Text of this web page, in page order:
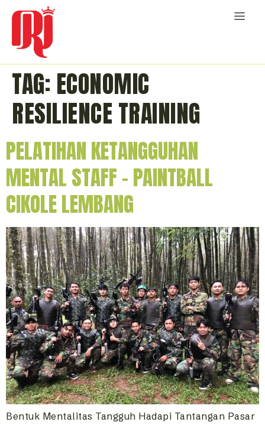
TAG: ECONOMIC
RESILIENCE TRAINING
PELATIHAN KETANGGUHAN
MENTAL STAFF – PAINTBALL
CIKOLE LEMBANG
Bentuk Mentalitas Tangguh Hadapi Tantangan Pasar